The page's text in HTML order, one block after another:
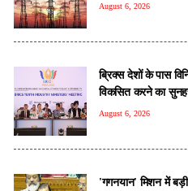
August 6, 2026
ब्रिक्स देशों के पास
विकसित करने का
August 6, 2026
'गगनयान' मिशन में